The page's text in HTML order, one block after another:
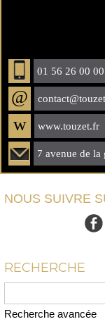
01 56 26 00 00
@
w www.touzet.fr
7 avenue de la
NOUS SUIVRE
RECHERCHE
Recherche avancée